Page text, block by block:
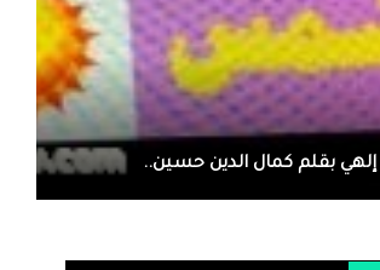
بقلم كمال الدين حسين..